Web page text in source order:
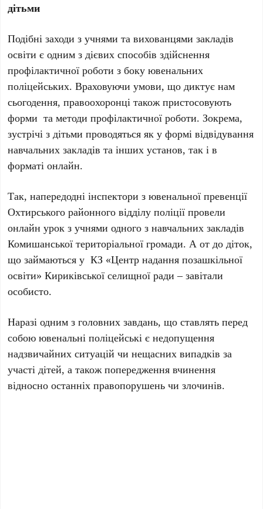
дітьми
Подібні заходи з учнями та вихованцями закладів
освіти є одним з дієвих способів здійснення
профілактичної роботи з боку ювенальних
поліцейських. Враховуючи умови, що диктує нам
сьогодення, правоохоронці також пристосовують
форми та методи профілактичної роботи. Зокрема,
зустрічі з дітьми проводяться як у формі відвідування
навчальних закладів та інших установ, так і в
форматі онлайн.
Так, напередодні інспектори з ювенальної превенції
Охтирського районного відділу поліції провели
онлайн урок з учнями одного з навчальних закладів
Комишанської територіальної громади. А от до діток,
що займаються у КЗ «Центр надання позашкільної
освіти» Кириківської селищної ради – завітали
особисто.
Наразі одним з головних завдань, що ставлять перед
собою ювенальні поліцейські є недопущення
надзвичайних ситуацій чи нещасних випадків за
участі дітей, а також попередження вчинення
відносно останніх правопорушень чи злочинів.